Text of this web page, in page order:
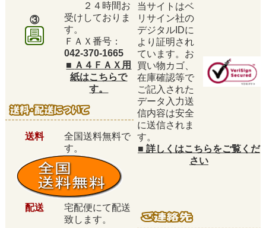
③
２４時間お
受けしておりま
す。
ＦＡＸ番号：
042-370-1665
当サイトはベ
リサイン社の
デジタルIDに
より証明され
ています。お
買い物カゴ、
在庫確認等で
ご記入された
データ入力送
信内容は安全
に送信されま
す。
■ 詳しくはこちらをご覧くだ
さい
■ Ａ４ＦＡＸ用
紙はこちらで
す。
送料
全国送料無料で
す。
配送
宅配便にて配送
致します。